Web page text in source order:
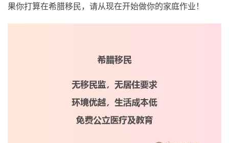
果你打算在希腊移民，请从现在开始做你的家庭作业！